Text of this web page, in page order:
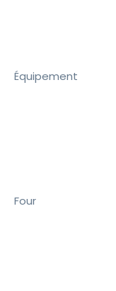
Équipement
Four